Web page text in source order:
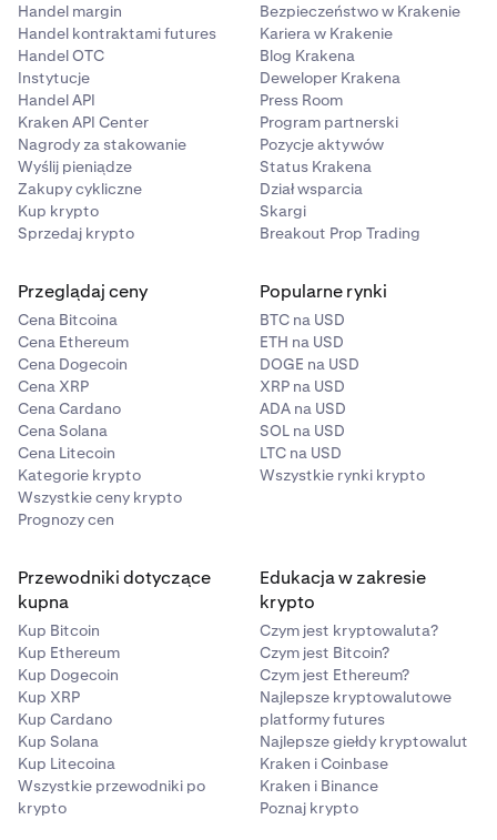
Handel margin
Handel kontraktami futures
Handel OTC
Instytucje
Handel API
Kraken API Center
Nagrody za stakowanie
Wyślij pieniądze
Zakupy cykliczne
Kup krypto
Sprzedaj krypto
Bezpieczeństwo w Krakenie
Kariera w Krakenie
Blog Krakena
Deweloper Krakena
Press Room
Program partnerski
Pozycje aktywów
Status Krakena
Dział wsparcia
Skargi
Breakout Prop Trading
Przeglądaj ceny
Cena Bitcoina
Cena Ethereum
Cena Dogecoin
Cena XRP
Cena Cardano
Cena Solana
Cena Litecoin
Kategorie krypto
Wszystkie ceny krypto
Prognozy cen
Popularne rynki
BTC na USD
ETH na USD
DOGE na USD
XRP na USD
ADA na USD
SOL na USD
LTC na USD
Wszystkie rynki krypto
Przewodniki dotyczące
kupna
Kup Bitcoin
Kup Ethereum
Kup Dogecoin
Kup XRP
Kup Cardano
Kup Solana
Kup Litecoina
Wszystkie przewodniki po
krypto
Edukacja w zakresie
krypto
Czym jest kryptowaluta?
Czym jest Bitcoin?
Czym jest Ethereum?
Najlepsze kryptowalutowe
platformy futures
Najlepsze giełdy kryptowalut
Kraken i Coinbase
Kraken i Binance
Poznaj krypto